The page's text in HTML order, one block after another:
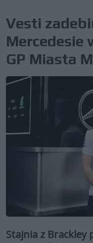
Vesti
Mercedesie
GP Miasta
Stajnia z Brackley